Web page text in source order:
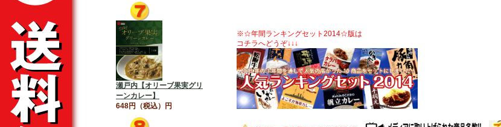
瀬戸内【オリーブ果実グリ
ーンカレー】
648円（税込）円
※☆年間ランキングセット2014☆版は
コチラへどうぞ↓↓↓